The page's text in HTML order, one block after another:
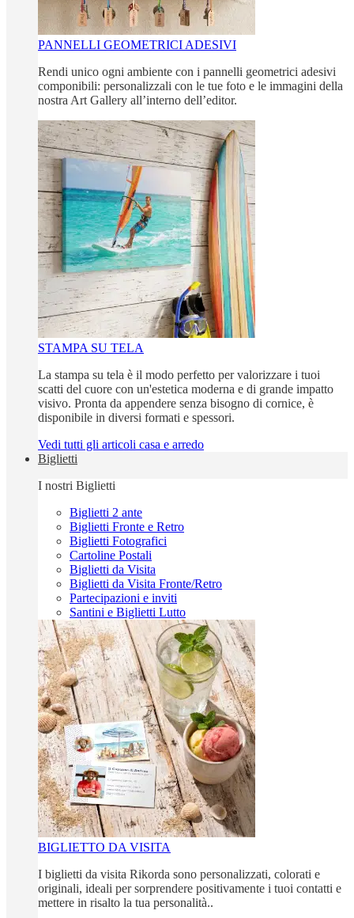
PANNELLI GEOMETRICI ADESIVI
Rendi unico ogni ambiente con i pannelli geometrici adesivi
componibili: personalizzali con le tue foto e le immagini della
nostra Art Gallery all’interno dell’editor.
STAMPA SU TELA
La stampa su tela è il modo perfetto per valorizzare i tuoi
scatti del cuore con un'estetica moderna e di grande impatto
visivo. Pronta da appendere senza bisogno di cornice, è
disponibile in diversi formati e spessori.
Vedi tutti gli articoli casa e arredo
Biglietti
I nostri Biglietti
Biglietti 2 ante
Biglietti Fronte e Retro
Biglietti Fotografici
Cartoline Postali
Biglietti da Visita
Biglietti da Visita Fronte/Retro
Partecipazioni e inviti
Santini e Biglietti Lutto
BIGLIETTO DA VISITA
I biglietti da visita Rikorda sono personalizzati, colorati e
originali, ideali per sorprendere positivamente i tuoi contatti e
mettere in risalto la tua personalità..